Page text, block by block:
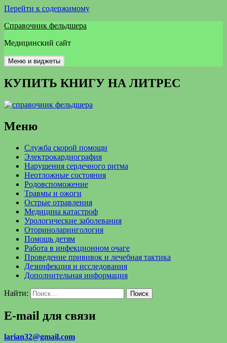
Перейти к содержимому
Справочник фельдшера
Медицинский сайт
Меню и виджеты
КУПИТЬ КНИГУ НА ЛИТРЕС
Меню
Служба скорой помощи
Электрокардиография
Нарушения сердечного ритма
Неотложные состояния
Родовспоможение
Травмы и ожоги
Острые отравления
Медицина катастроф
Урологические заболевания
Оториноларингология
Помощь детям
Работа в инфекционном очаге
Проведение прививок и лечебная тактика
Дезинфекция и исследования
Дополнительная информация
Найти:
E-mail для связи
larian32@gmail.com